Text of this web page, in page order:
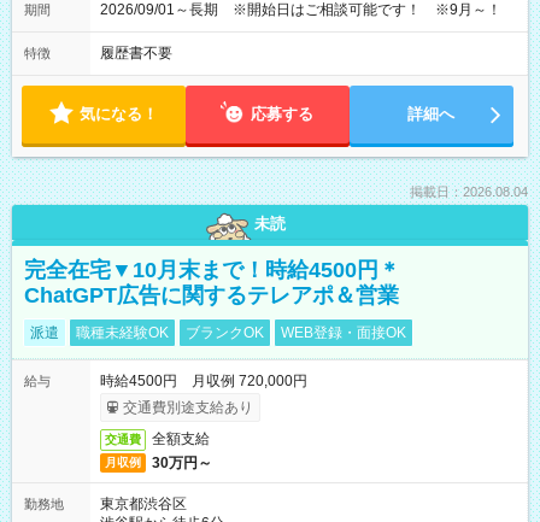
期間 2026/09/01～長期 ※開始日はご相談可能です！ ※9月～！
特徴 履歴書不要
気になる！ 応募する 詳細へ
掲載日：2026.08.04
未読
完全在宅▼10月末まで！時給4500円＊
ChatGPT広告に関するテレアポ＆営業
派遣 職種未経験OK ブランクOK WEB登録・面接OK
給与
時給4500円 月収例 720,000円
交通費別途支給あり
交通費 全額支給
月収例 30万円～
勤務地
東京都渋谷区